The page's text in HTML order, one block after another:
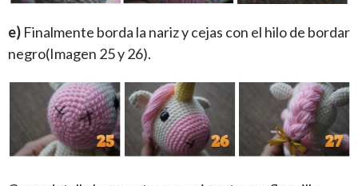
e) Finalmente borda la nariz y cejas con el hilo de bordar
negro(Imagen 25 y 26).